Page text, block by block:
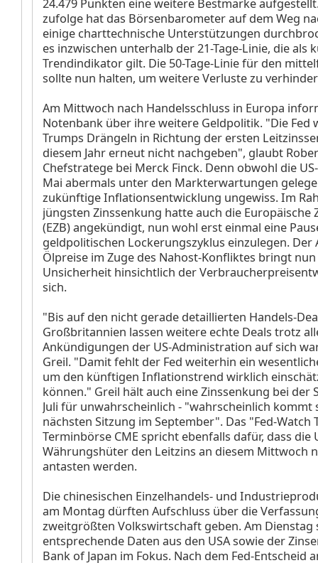
24.479 Punkten eine weitere Bestmarke
zufolge hat das Börsenbarometer auf dem Weg
einige charttechnische Unterstützungen
es inzwischen unterhalb der 21-Tage-Linie, die als
Trendindikator gilt. Die 50-Tage-Linie für den
sollte nun halten, um weitere Verluste zu
Am Mittwoch nach Handelsschluss in Europa
Notenbank über ihre weitere Geldpolitik. "Die Fed
Trumps Drängeln in Richtung der ersten
diesem Jahr erneut nicht nachgeben", glaubt
Chefstratege bei Merck Finck. Denn obwohl die
Mai abermals unter den Markterwartungen
zukünftige Inflationsentwicklung ungewiss. Im
jüngsten Zinssenkung hatte auch die Europäische
(EZB) angekündigt, nun wohl erst einmal eine
geldpolitischen Lockerungszyklus einzulegen. Der
Ölpreise im Zuge des Nahost-Konfliktes bringt
Unsicherheit hinsichtlich der
sich.
"Bis auf den nicht gerade detaillierten Handels-
Großbritannien lassen weitere echte Deals trotz
Ankündigungen der US-Administration auf sich
Greil. "Damit fehlt der Fed weiterhin ein
um den künftigen Inflationstrend wirklich
können." Greil hält auch eine Zinssenkung bei der
Juli für unwahrscheinlich - "wahrscheinlich kommt
nächsten Sitzung im September". Das "Fed-Watch
Terminbörse CME spricht ebenfalls dafür, dass die
Währungshüter den Leitzins an diesem Mittwoch
antasten werden.
Die chinesischen Einzelhandels- und
am Montag dürften Aufschluss über die
zweitgrößten Volkswirtschaft geben. Am Dienstag
entsprechende Daten aus den USA sowie der
Bank of Japan im Fokus. Nach dem Fed-Entscheid